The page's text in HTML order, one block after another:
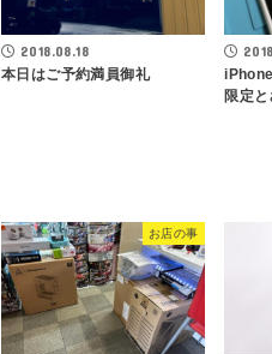
2018.08.18
本日はご予約満員御礼
限定
お店の事